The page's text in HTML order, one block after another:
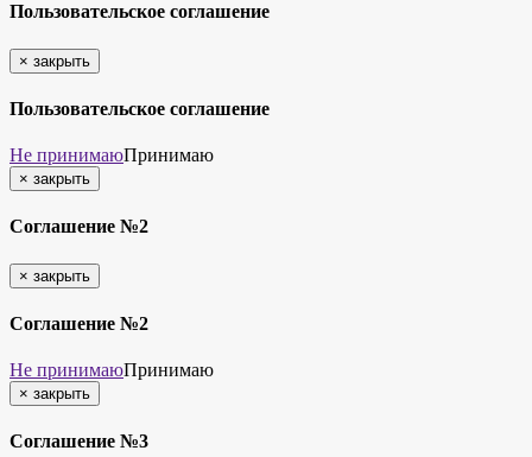
Пользовательское соглашение
× закрыть
Пользовательское соглашение
Не принимаюПринимаю
× закрыть
Соглашение №2
× закрыть
Соглашение №2
Не принимаюПринимаю
× закрыть
Соглашение №3